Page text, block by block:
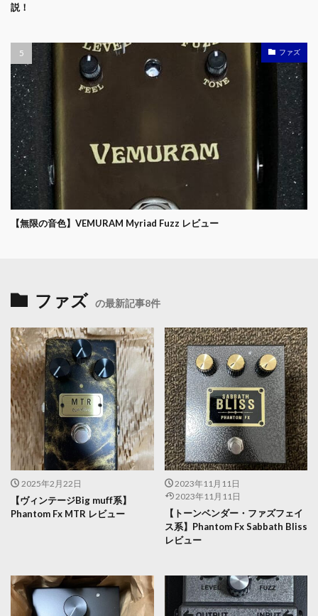
説！
ファズ
【無限の音色】VEMURAM Myriad Fuzz レビュー
ファズ の最新記事8件
2025年2月22日
【ヴィンテージBig muff系】
Phantom Fx MTR レビュー
2023年11月11日
2023年11月11日
【トーンベンダー・ファズフェイ
ス系】Phantom Fx Sabbath Bliss
レビュー